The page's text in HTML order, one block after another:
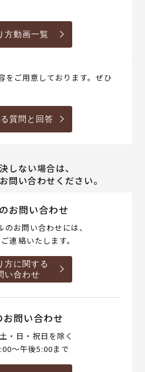
方動画一覧
をご用意しております。ぜひ
質問と回答
しない場合は、
問い合わせください。
お問い合わせ
のお問い合わせには、
連絡いたします。
方に関する
い合わせ
お問い合わせ
・日・祝日を除く
～午後5:00まで